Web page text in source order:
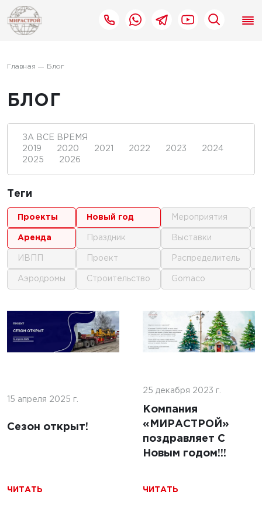
Главная Блог
БЛОГ
15 апреля 2025 г.
Сезон открыт!
ЧИТАТЬ
25 декабря 2023 г.
Компания
«МИРАСТРОЙ»
поздравляет С
Новым годом!!!
ЧИТАТЬ
16 июня 2025 г.
современные
подходы и
технологии
ЗА ВСЕ ВРЕМЯ
2019
2020 2021 2022 2023
2024
2025
2026
Теги
проекты
аренда
ИВПП
аэродромы
новый год
праздник
проект
строительство
мероприятия
выставки
распределитель
gomaco